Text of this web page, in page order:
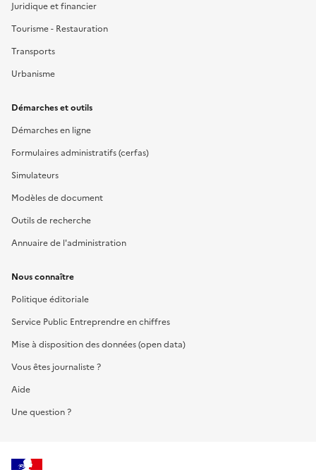
Juridique et financier
Tourisme - Restauration
Transports
Urbanisme
Démarches et outils
Démarches en ligne
Formulaires administratifs (cerfas)
Simulateurs
Modèles de document
Outils de recherche
Annuaire de l'administration
Nous connaître
Politique éditoriale
Service Public Entreprendre en chiffres
Mise à disposition des données (open data)
Vous êtes journaliste ?
Aide
Une question ?